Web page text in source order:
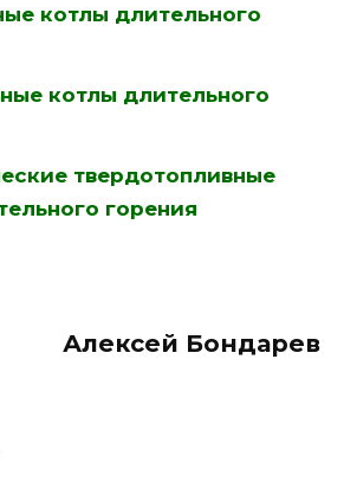
котлы длительного
котлы длительного
твердотопливные
горения
Алексей Бондарев